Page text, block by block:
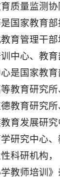
质量监测
国家教育
育管理干
中心、教
是国家教
教育研究
教育研究
育发展研
研究中心
科研机构
教师培训